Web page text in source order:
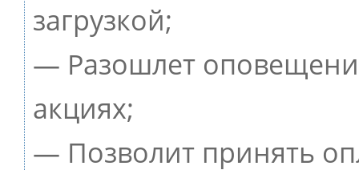
загрузкой;
— Разошлет
акциях;
— Позволит принять